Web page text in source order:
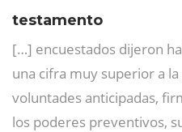
testamento
[…] encuestados dijeron
una cifra muy superior a
voluntades anticipadas,
los poderes preventivos,